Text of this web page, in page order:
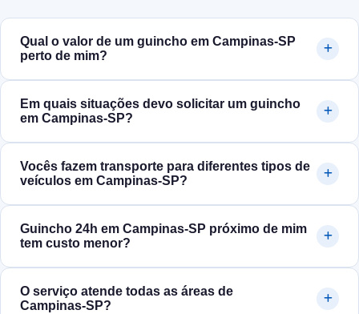
Qual o valor de um guincho em Campinas‑SP
perto de mim?
Em quais situações devo solicitar um guincho
em Campinas‑SP?
Vocês fazem transporte para diferentes tipos de
veículos em Campinas‑SP?
Guincho 24h em Campinas‑SP próximo de mim
tem custo menor?
O serviço atende todas as áreas de
Campinas‑SP?